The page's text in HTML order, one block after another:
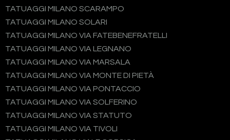
TATUAGGI MILANO SCARAMPO
TATUAGGI MILANO SOLARI
TATUAGGI MILANO VIA FATEBENEFRATELLI
TATUAGGI MILANO VIA LEGNANO
TATUAGGI MILANO VIA MARSALA
TATUAGGI MILANO VIA MONTE DI PIETÀ
TATUAGGI MILANO VIA PONTACCIO
TATUAGGI MILANO VIA SOLFERINO
TATUAGGI MILANO VIA STATUTO
TATUAGGI MILANO VIA TIVOLI